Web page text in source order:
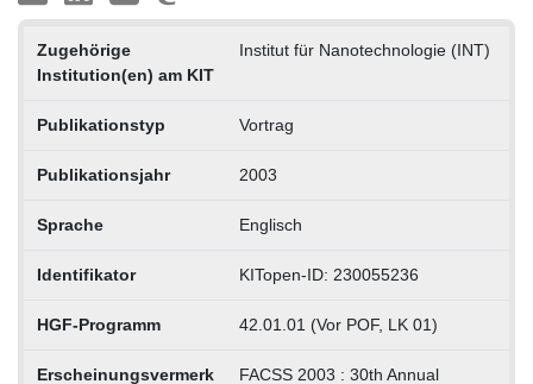
Zugehörige
Institution(en) am KIT
Institut für Nanotechnologie (INT)
Publikationstyp Vortrag
Publikationsjahr 2003
Sprache Englisch
Identifikator KITopen-ID: 230055236
HGF-Programm 42.01.01 (Vor POF, LK 01)
Erscheinungsvermerk FACSS 2003 : 30th Annual